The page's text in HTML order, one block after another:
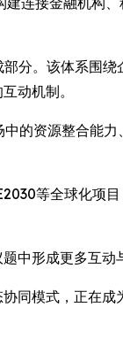
分。该体系围
动机制。
的资源整合能力
等全球化项
中形成更多互动
同模式，正在成